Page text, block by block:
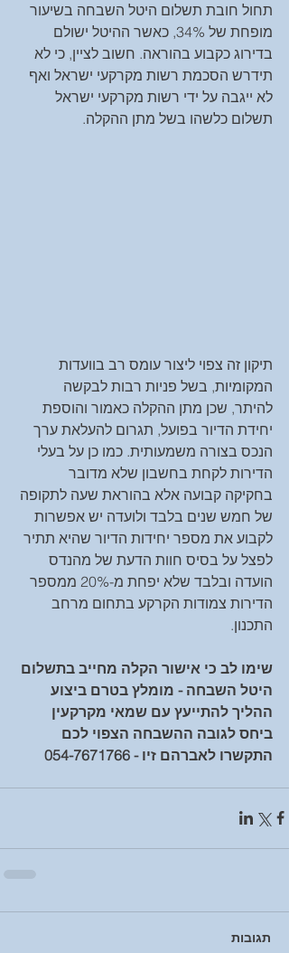
תחול חובת תשלום היטל השבחה בשיעור
מופחת של 34%, כאשר ההיטל ישולם
בדירוג כקבוע בהוראה. חשוב לציין, כי לא
תידרש הסכמת רשות מקרקעי ישראל ואף
לא ייגבה על ידי רשות מקרקעי ישראל
תשלום כלשהו בשל מתן ההקלה.
תיקון זה צפוי ליצור עומס רב בוועדות
המקומיות, בשל פניות רבות לבקשה
להיתר, שכן מתן ההקלה כאמור והוספת
יחידת הדיור בפועל, תגרום להעלאת ערך
הנכס בצורה משמעותית. כמו כן על בעלי
הדירות לקחת בחשבון שלא מדובר
בחקיקה קבועה אלא בהוראת שעה לתקופה
של חמש שנים בלבד ולועדה יש אפשרות
לקבוע את מספר יחידות הדיור שהיא תתיר
לפצל על בסיס חוות הדעת של מהנדס
הועדה ובלבד שלא יפחת מ-20% ממספר
הדירות צמודות הקרקע בתחום מרחב
התכנון.
שימו לב כי אישור הקלה מחייב בתשלום
היטל השבחה - מומלץ בטרם ביצוע
ההליך להתייעץ עם שמאי מקרקעין
ביחס לגובה ההשבחה הצפוי לכם
התקשרו לאברהם זיו - 054-7671766
תגובות